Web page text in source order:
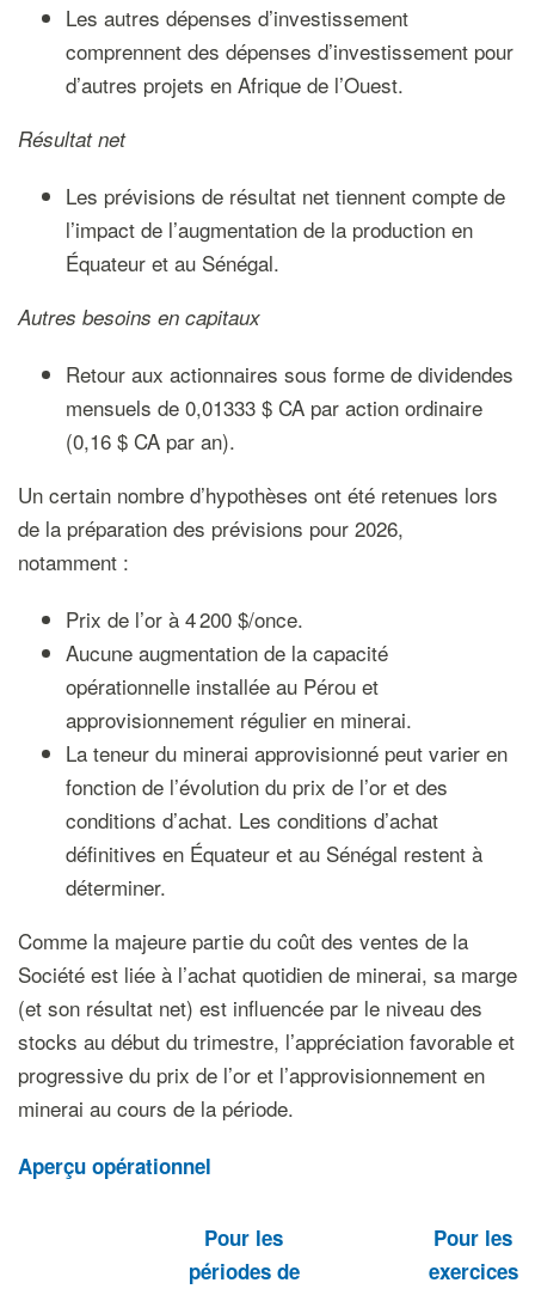
Les autres dépenses d’investissement
comprennent des dépenses d’investissement pour
d’autres projets en Afrique de l’Ouest.
Résultat net
Les prévisions de résultat net tiennent compte de
l’impact de l’augmentation de la production en
Équateur et au Sénégal.
Autres besoins en capitaux
Retour aux actionnaires sous forme de dividendes
mensuels de 0,01333 $ CA par action ordinaire
(0,16 $ CA par an).
Un certain nombre d’hypothèses ont été retenues lors
de la préparation des prévisions pour 2026,
notamment :
Prix de l’or à 4 200 $/once.
Aucune augmentation de la capacité
opérationnelle installée au Pérou et
approvisionnement régulier en minerai.
La teneur du minerai approvisionné peut varier en
fonction de l’évolution du prix de l’or et des
conditions d’achat. Les conditions d’achat
définitives en Équateur et au Sénégal restent à
déterminer.
Comme la majeure partie du coût des ventes de la
Société est liée à l’achat quotidien de minerai, sa marge
(et son résultat net) est influencée par le niveau des
stocks au début du trimestre, l’appréciation favorable et
progressive du prix de l’or et l’approvisionnement en
minerai au cours de la période.
Aperçu opérationnel
Pour les
périodes de
Pour les
exercices